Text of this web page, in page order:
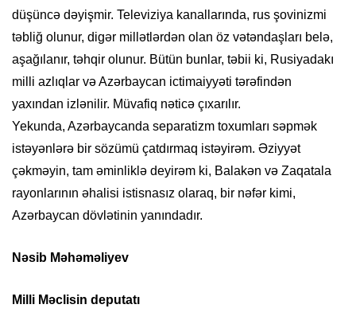
düşüncə dəyişmir. Televiziya kanallarında, rus şovinizmi
təbliğ olunur, digər millətlərdən olan öz vətəndaşları belə,
aşağılanır, təhqir olunur. Bütün bunlar, təbii ki, Rusiyadakı
milli azlıqlar və Azərbaycan ictimaiyyəti tərəfindən
yaxından izlənilir. Müvafiq nəticə çıxarılır.
Yekunda, Azərbaycanda separatizm toxumları səpmək
istəyənlərə bir sözümü çatdırmaq istəyirəm. Əziyyət
çəkməyin, tam əminliklə deyirəm ki, Balakən və Zaqatala
rayonlarının əhalisi istisnasız olaraq, bir nəfər kimi,
Azərbaycan dövlətinin yanındadır.
Nəsib Məhəməliyev
Milli Məclisin deputatı